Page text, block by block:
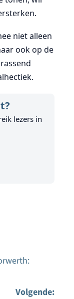
niet alleen
ook op de
lezers in
Volgende: